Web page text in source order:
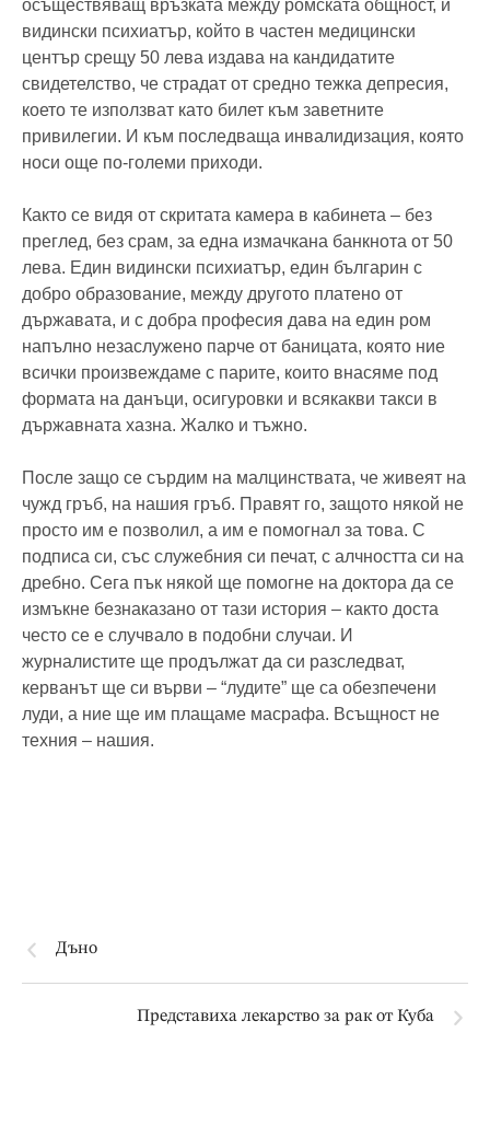
осъществяващ връзката между ромската общност, и
видински психиатър, който в частен медицински
център срещу 50 лева издава на кандидатите
свидетелство, че страдат от средно тежка депресия,
което те използват като билет към заветните
привилегии. И към последваща инвалидизация, която
носи още по-големи приходи.
Както се видя от скритата камера в кабинета – без
преглед, без срам, за една измачкана банкнота от 50
лева. Един видински психиатър, един българин с
добро образование, между другото платено от
държавата, и с добра професия дава на един ром
напълно незаслужено парче от баницата, която ние
всички произвеждаме с парите, които внасяме под
формата на данъци, осигуровки и всякакви такси в
държавната хазна. Жалко и тъжно.
После защо се сърдим на малцинствата, че живеят на
чужд гръб, на нашия гръб. Правят го, защото някой не
просто им е позволил, а им е помогнал за това. С
подписа си, със служебния си печат, с алчността си на
дребно. Сега пък някой ще помогне на доктора да се
измъкне безнаказано от тази история – както доста
често се е случвало в подобни случаи. И
журналистите ще продължат да си разследват,
керванът ще си върви – “лудите” ще са обезпечени
луди, а ние ще им плащаме масрафа. Всъщност не
техния – нашия.
Дъно
Представиха лекарство за рак от Куба